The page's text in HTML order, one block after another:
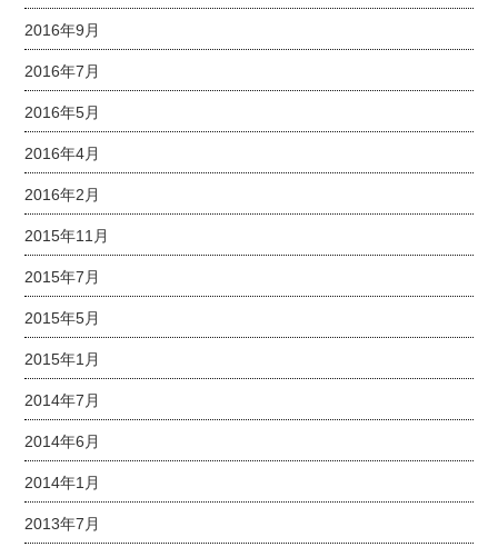
2016年9月
2016年7月
2016年5月
2016年4月
2016年2月
2015年11月
2015年7月
2015年5月
2015年1月
2014年7月
2014年6月
2014年1月
2013年7月